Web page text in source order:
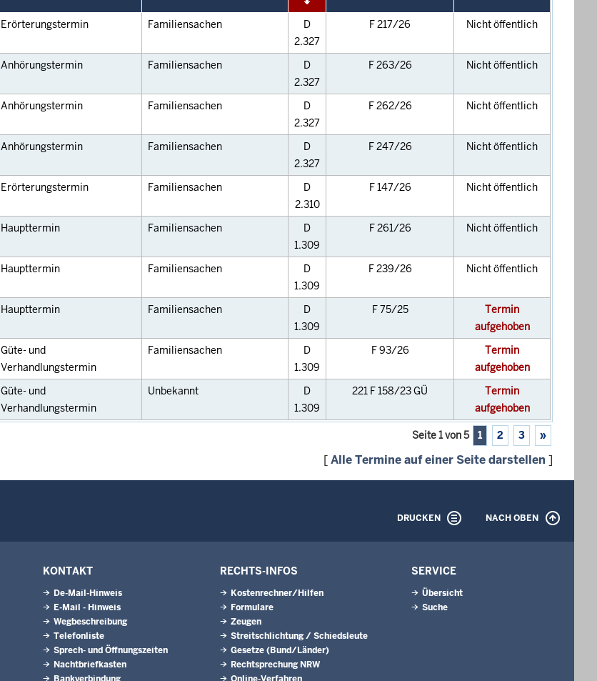
Erörterungstermin Familiensachen
D
2.327
F 217/26 Nicht öffentlich
Anhörungstermin Familiensachen
D
2.327
F 263/26 Nicht öffentlich
Anhörungstermin Familiensachen
D
2.327
F 262/26 Nicht öffentlich
Anhörungstermin Familiensachen
D
2.327
F 247/26 Nicht öffentlich
Erörterungstermin Familiensachen
D
2.310
F 147/26 Nicht öffentlich
Haupttermin Familiensachen
D
1.309
F 261/26 Nicht öffentlich
Haupttermin Familiensachen
D
1.309
F 239/26 Nicht öffentlich
Haupttermin Familiensachen
D
1.309
F 75/25
Termin
aufgehoben
Güte- und
Verhandlungstermin
Familiensachen
D
1.309
F 93/26
Termin
aufgehoben
Güte- und
Verhandlungstermin
Unbekannt
D
1.309
221 F 158/23 GÜ
Termin
aufgehoben
Seite 1 von 5 1 2 3 »
[Alle Termine auf einer Seite darstellen ]
DRUCKEN NACH OBEN
KONTAKT
De-Mail-Hinweis
E-Mail - Hinweis
Wegbeschreibung
Telefonliste
Sprech- und Öffnungszeiten
Nachtbriefkasten
RECHTS-INFOS
Kostenrechner/Hilfen
Formulare
Zeugen
Streitschlichtung / Schiedsleute
Gesetze (Bund/Länder)
Rechtsprechung NRW
SERVICE
Übersicht
Suche